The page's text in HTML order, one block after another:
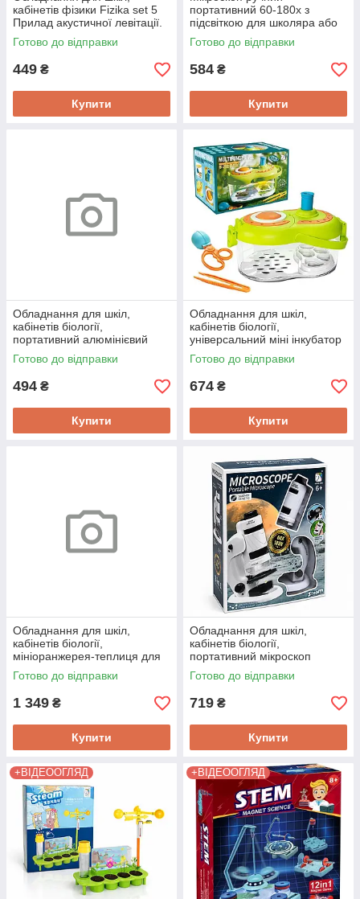
кабінетів фізики Fizika set 5
Прилад акустичної левітації.
Стояча акустична хвиля
Готово до відправки
449 ₴
Купити
портативний 60-180x з
підсвіткою для школяра або
робіт з електронікою
Chanseon CH180
Готово до відправки
584 ₴
Купити
Обладнання для шкіл,
кабінетів біології,
портативний алюмінієвий
мікроскоп 100-150х Science
Horse STEM SD666
Готово до відправки
494 ₴
Купити
Обладнання для шкіл,
кабінетів біології,
універсальний міні інкубатор
для комах, рептилій
XUEYOUMA SD803
Готово до відправки
674 ₴
Купити
Обладнання для шкіл,
кабінетів біології,
мініоранжерея-теплиця для
садіння рослин Science
Horse SD336
Готово до відправки
1 349 ₴
Купити
Обладнання для шкіл,
кабінетів біології,
портативний мікроскоп
Science Horse SD227 зі
збільшенням 60-180х
Готово до відправки
719 ₴
Купити
+ВІДЕООГЛЯД +ВІДЕООГЛЯД